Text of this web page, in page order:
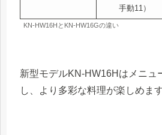
手動11）
KN-HW16HとKN-HW16Gの違い
新型モデルKN-HW16Hはメニュ
し、より多彩な料理が楽しめます